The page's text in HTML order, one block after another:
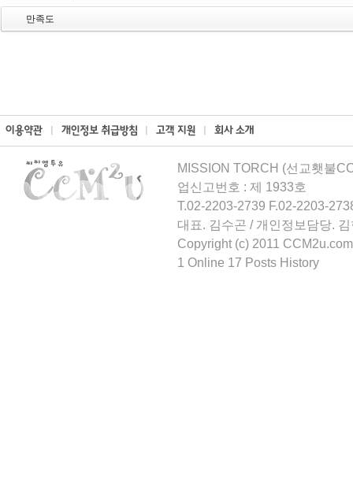
만족도
MISSION TORCH (선교횃불
업신고번호 : 제 1933호
T.02-2203-2739 F.02-2203-
대표. 김수곤 / 개인정보담당.
Copyright (c) 2011
1 Online 17 Posts History